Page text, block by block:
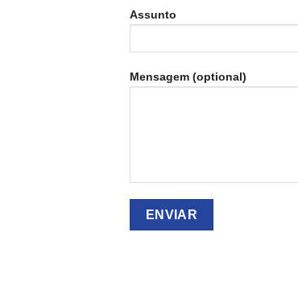
Assunto
Mensagem (optional)